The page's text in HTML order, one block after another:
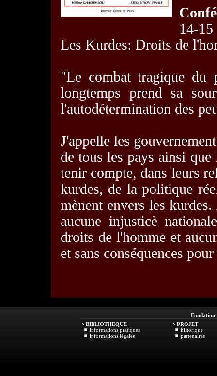
14-
Les Kurdes: Droits de
"Le combat tragique du
longtemps prend sa
l'autodétermination des
J'appelle les
de tous les pays ainsi
tenir compte, dans leurs
kurdes, de la politique
mènent envers les
aucune injusticè
droits de l'homme et
et sans conséquences
Fondation
BIBLIOTHEQUE
informations pratiques
informations légales
PROJET
historique
partenaires